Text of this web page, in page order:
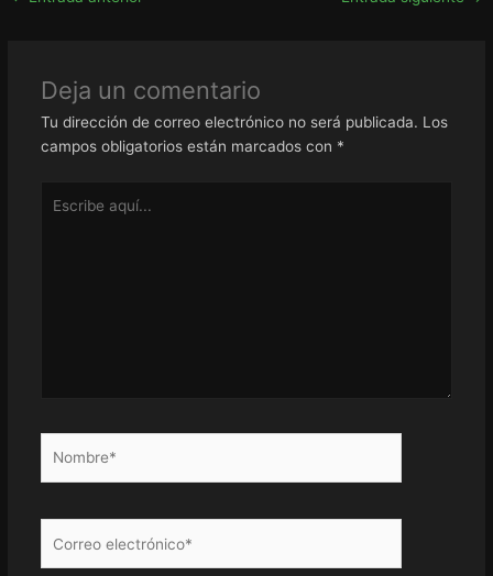
Deja un comentario
Tu dirección de correo electrónico no será publicada. Los
campos obligatorios están marcados con *
aquí...
electrónico*